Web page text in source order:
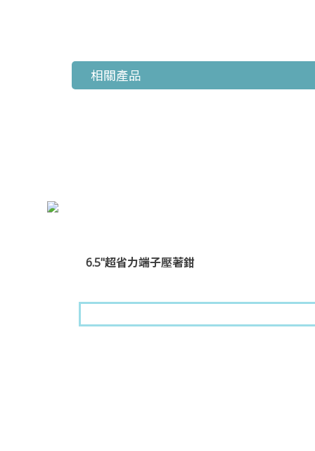
相關產品
6.5"超省力端子壓著鉗